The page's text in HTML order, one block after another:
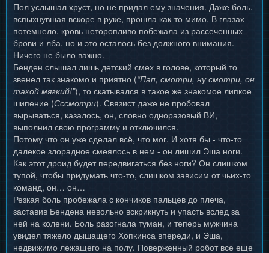
Пол услышал хруст, но не придал ему значения. Даже боль,
вспыхнувшая вскоре в руке, прошла как-то мимо. В глазах
потемнело, кровь неторопливо побежала из рассеченных
брови и лба, но и это осталось без должного внимания.
Ничего не было важно.
Бенден слышал лишь детский смех в голове, который то
звенел так знакомо и приятно (“Пап, смотри, ну смотри, он
такой мягкий!”), то скатывался в такое же знакомое липкое
шипение (Сссмотри). Связист даже не пробовал
вырываться, казалось, он, словно одноразовый ВИ,
выполнил свою программу и отключился.
Потому что он уже сделал всё, что мог. И хотя бы - что-то
далекое злорадное смеялось в нем - он лишил Эша ноги.
Как этот дроид будет передвигаться без ноги? Он слишком
тупой, чтобы придумать что-то, слишком зависим от чьих-то
команд, он… он…
Резкая боль пробежала с кончиков пальцев до плеча,
заставив Бендена невольно вскрикнуть и упасть вслед за
ней на колени. Боль разогнала туман, и теперь мужчина
увидел тяжело дышащего Хопкинса впереди, и Эша,
недвижимо лежащего на полу. Поверженный робот все еще